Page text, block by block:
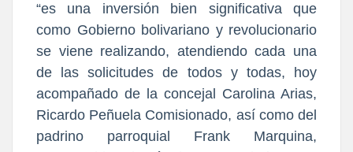
“es una inversión bien significativa que
como Gobierno bolivariano y revolucionario
se viene realizando, atendiendo cada una
de las solicitudes de todos y todas, hoy
acompañado de la concejal Carolina Arias,
Ricardo Peñuela Comisionado, así como del
padrino parroquial Frank Marquina,